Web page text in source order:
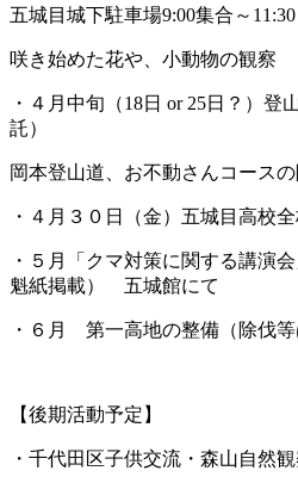
五城目城下駐車場9:00集合～11:30
咲き始めた花や、小動物の観察
・４月中旬（18日 or 25日？）登
託）
岡本登山道、お不動さんコース
・４月３０日（金）五城目高校
・５月「クマ対策に関する講演
魁紙掲載） 五城館にて
・６月 第一高地の整備（除伐等
【後期活動予定】
・千代田区子供交流・森山自然